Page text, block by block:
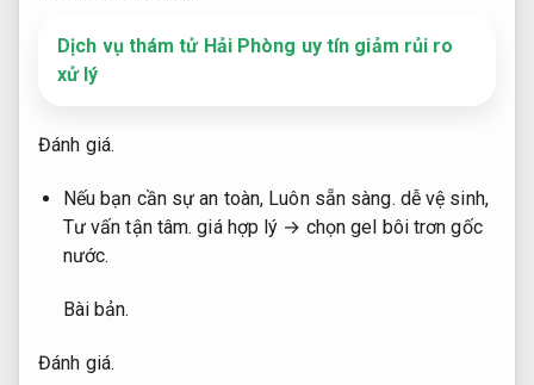
Dịch vụ thám tử Hải Phòng uy tín giảm rủi ro
xử lý
Đánh giá.
Nếu bạn cần sự an toàn, Luôn sẵn sàng. dễ vệ sinh,
Tư vấn tận tâm. giá hợp lý → chọn gel bôi trơn gốc
nước.
Bài bản.
Đánh giá.